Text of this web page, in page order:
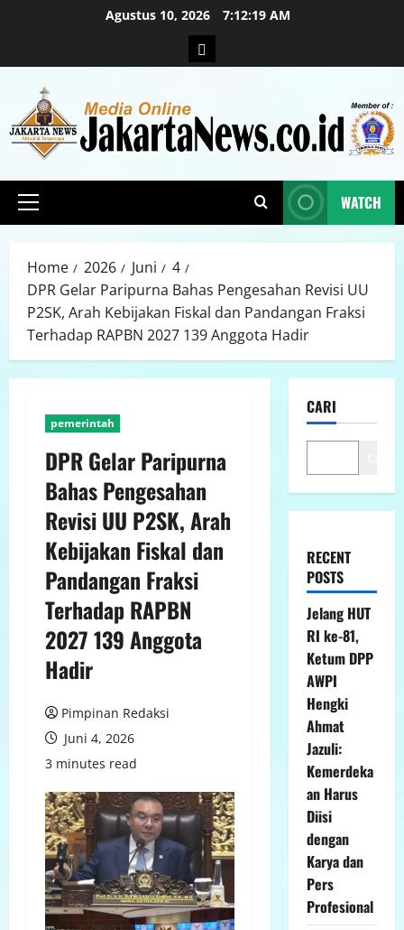
Agustus 10, 2026 7:12:20 AM
WATCH
Home 2026 Juni
4
DPR Gelar Paripurna Bahas Pengesahan Revisi UU
P2SK, Arah Kebijakan Fiskal dan Pandangan Fraksi
Terhadap RAPBN 2027 139 Anggota Hadir
pemerintah
DPR Gelar Paripurna
Bahas Pengesahan
Revisi UU P2SK, Arah
Kebijakan Fiskal dan
Pandangan Fraksi
Terhadap RAPBN
2027 139 Anggota
Hadir
Pimpinan Redaksi
Juni 4, 2026
3 minutes read
CARI
RECENT
POSTS
Jelang HUT
RI ke-81,
Ketum DPP
AWPI
Hengki
Ahmat
Jazuli:
Kemerdeka
an Harus
Diisi
dengan
Karya dan
Pers
Profesional